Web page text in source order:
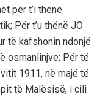
për t’i thënë
Për t’u thënë JO
të kafshonin ndonjë
osmanlinjve; Për të
1911, në majë të
të Malësisë, i cili